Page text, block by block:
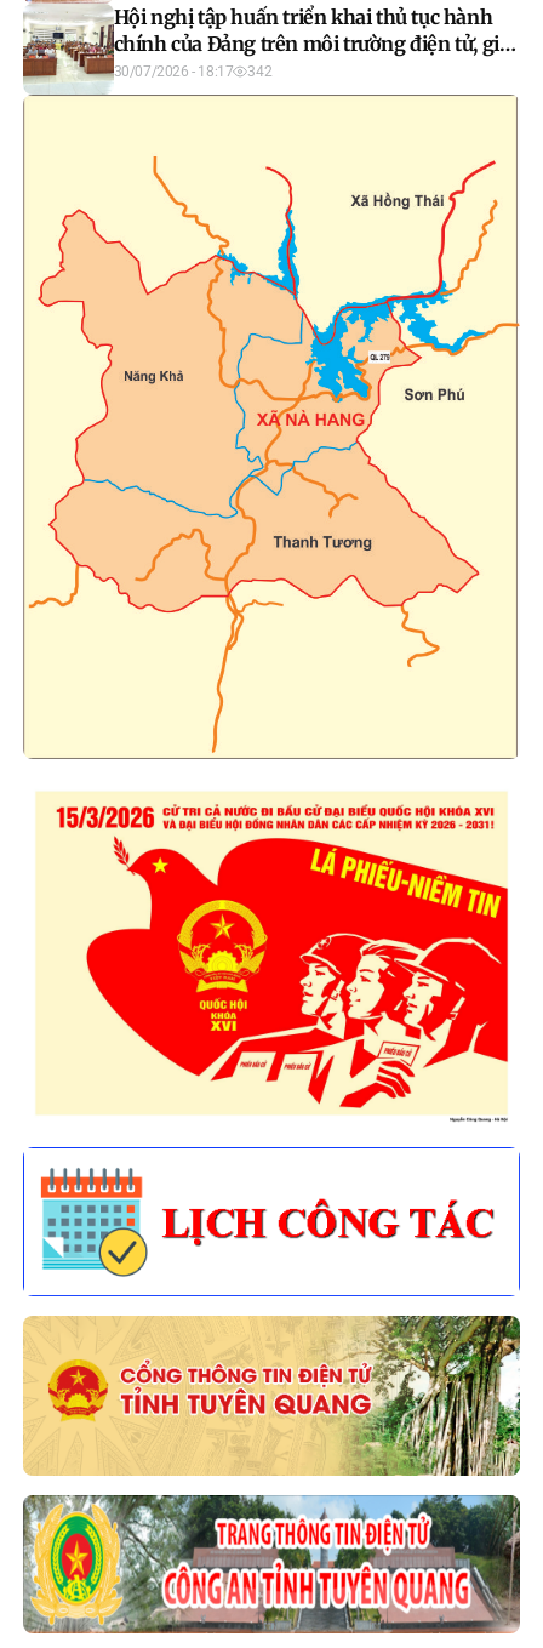
Hội nghị tập huấn triển khai thủ tục hành
chính của Đảng trên môi trường điện tử, giai
đoạn 2
30/07/2026 - 18:17 342